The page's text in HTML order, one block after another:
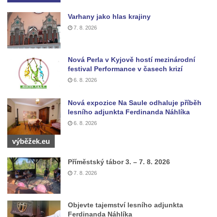
Wäberův kříž v zahradě domu čp. 184 v
Mikulášovicích
Posteltův kříž naproti domu ev.č. 29 v
Mikulášovicích
Mikulášovicích
Kříž manželů Endlerových u továrního
objektu v Mikulášovicích
Meyerův kříž východně od Mikulášovic
Kříž u rozcestí k větrnému mlýnu Světlík v
Horním Podluží
Kříž u domu čp. 1016 v Mikulášovicích
Varhany jako hlas krajiny
7. 8. 2026
Nová Perla v Kyjově hostí mezinárodní
festival Performance v časech krizí
6. 8. 2026
Nová expozice Na Saule odhaluje příběh
lesního adjunkta Ferdinanda Náhlíka
6. 8. 2026
výběžek.eu
Příměstský tábor 3. – 7. 8. 2026
7. 8. 2026
Objevte tajemství lesního adjunkta
Ferdinanda Náhlíka